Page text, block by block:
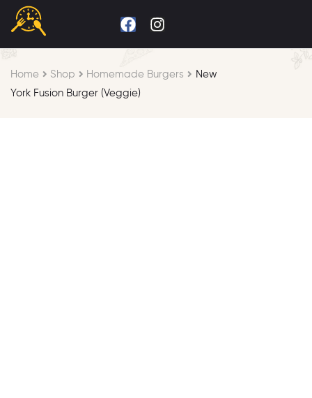
Home Shop Homemade Burgers
New
York Fusion Burger (Veggie)